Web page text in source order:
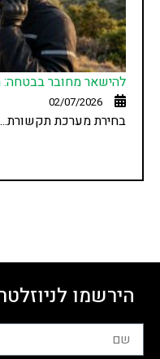
להישאר מחובר
02/07/2026
בחירת מערכת תקשורת...
הירשמו